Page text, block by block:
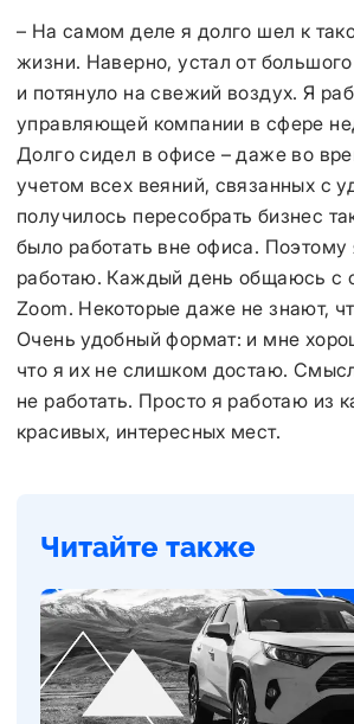
– На самом деле я долго шел к
жизни. Наверно, устал от
и потянуло на свежий воздух. Я
управляющей компании в сфере
Долго сидел в офисе – даже во
учетом всех веяний, связанных с
получилось пересобрать бизнес
было работать вне офиса.
работаю. Каждый день общаюсь с
Zoom. Некоторые даже не знают,
Очень удобный формат: и мне
что я их не слишком достаю.
не работать. Просто я работаю из
красивых, интересных мест.
Читайте также